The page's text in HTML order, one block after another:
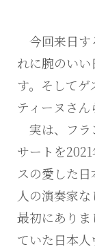
今回来日す
れに腕のい
す。そして
ティーヌさん
実は、フラ
サートを
スの愛した
人の演奏家
最初にあり
ていた日本